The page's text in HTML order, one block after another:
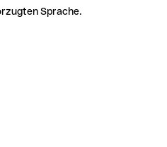
Sprache.